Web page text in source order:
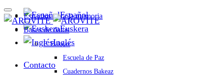
Español
Euskera
Inglés
Contacto
Espacios para la memoria
Bases de datos
F. Bakeaz
Escuela de Paz
Cuadernos Bakeaz